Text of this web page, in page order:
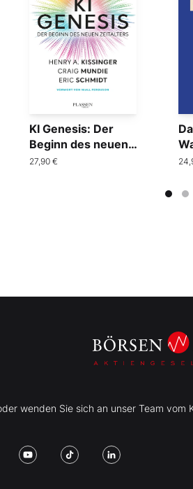
KI Genesis: Der
Beginn des neuen
Zeitalters
27,90 €
wenden Sie sich an unser Team vom